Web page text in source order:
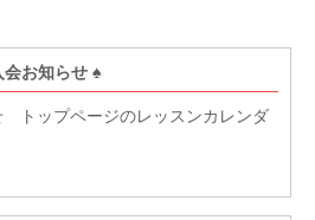
お知らせ ♠
トップページのレッスンカレンダ